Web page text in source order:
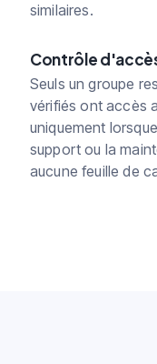
similaires.
Contrôle
Seuls un groupe
vérifiés ont accès
uniquement
support ou la
aucune feuille de